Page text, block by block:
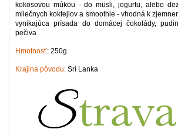
kokosovou múkou - do müsli, jogurtu, alebo
mliečnych koktejlov a smoothie - vhodná k
vynikajúca prísada do domácej čokolády,
pečiva
Hmotnosť: 250g
Krajina pôvodu: Srí Lanka